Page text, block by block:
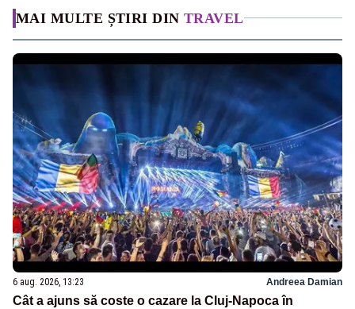
MAI MULTE ȘTIRI DIN TRAVEL
6 aug. 2026, 13:23 Andreea Damian
Cât a ajuns să coste o cazare la Cluj-Napoca în